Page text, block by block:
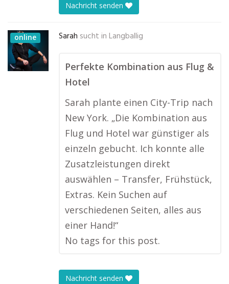
Nachricht senden
online Sarah sucht in Langballig
Perfekte Kombination aus Flug &
Hotel
Sarah plante einen City-Trip nach
New York. „Die Kombination aus
Flug und Hotel war günstiger als
einzeln gebucht. Ich konnte alle
Zusatzleistungen direkt
auswählen – Transfer, Frühstück,
Extras. Kein Suchen auf
verschiedenen Seiten, alles aus
einer Hand!“
No tags for this post.
Nachricht senden